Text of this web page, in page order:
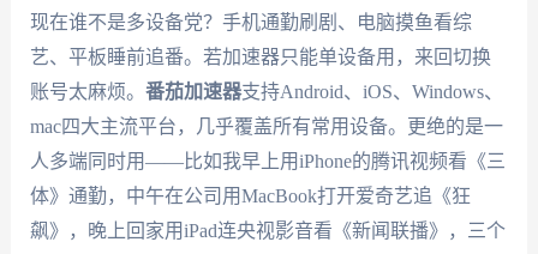
现在谁不是多设备党？手机通勤刷剧、电脑摸鱼看综
艺、平板睡前追番。若加速器只能单设备用，来回切换
账号太麻烦。 番茄加速器支持Android、iOS、Windows、
mac四大主流平台，几乎覆盖所有常用设备。更绝的是一
人多端同时用——比如我早上用iPhone的腾讯视频看《三
体》通勤，中午在公司用MacBook打开爱奇艺追《狂
飙》，晚上回家用iPad连央视影音看《新闻联播》，三个